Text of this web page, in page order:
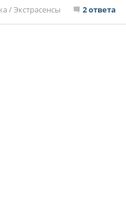
/Экстрасенсы 2 ответа